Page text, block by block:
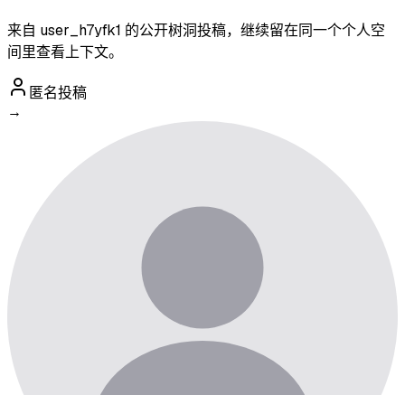
来自 user_h7yfk1 的公开树洞投稿，继续留在同一个个人空
间里查看上下文。
匿名投稿
→